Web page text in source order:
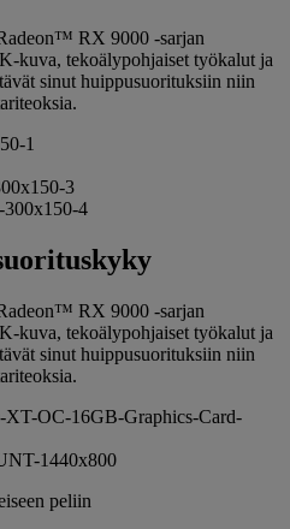
RX 9000 -sarjan
kuva, tekoälypohjaiset työkalut ja
sinut huippusuorituksiin niin
RX 9000 -sarjan
kuva, tekoälypohjaiset työkalut ja
sinut huippusuorituksiin niin
peliin